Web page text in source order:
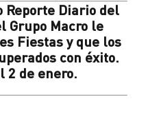
Diario del
Grupo Macro le
Fiestas y que los
con éxito.
2 de enero.